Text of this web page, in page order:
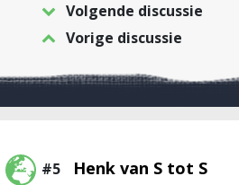
Volgende discussie
Vorige discussie
#5 Henk van S tot S